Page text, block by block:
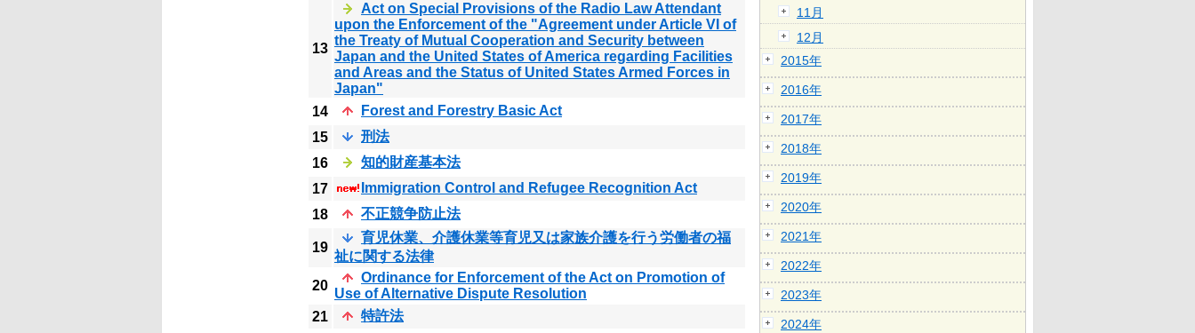
13
Act on Special Provisions of the Radio Law Attendant
upon the Enforcement of the "Agreement under Article VI of
the Treaty of Mutual Cooperation and Security between
Japan and the United States of America regarding Facilities
and Areas and the Status of United States Armed Forces in
Japan"
14
Forest and Forestry Basic Act
15
刑法
16
知的財産基本法
17
Immigration Control and Refugee Recognition Act
18
不正競争防止法
19
育児休業、介護休業等育児又は家族介護を行う労働者の福
祉に関する法律
20
Ordinance for Enforcement of the Act on Promotion of
Use of Alternative Dispute Resolution
21
特許法
11月
12月
2015年
2016年
2017年
2018年
2019年
2020年
2021年
2022年
2023年
2024年